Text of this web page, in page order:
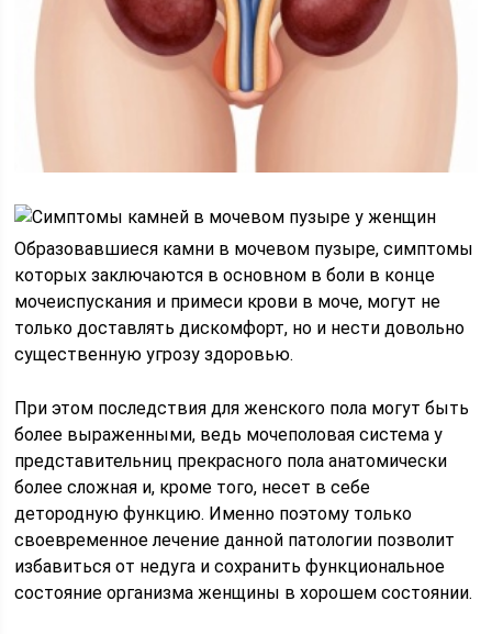
Образовавшиеся камни в мочевом пузыре, симптомы
которых заключаются в основном в боли в конце
мочеиспускания и примеси крови в моче, могут не
только доставлять дискомфорт, но и нести довольно
существенную угрозу здоровью.
При этом последствия для женского пола могут быть
более выраженными, ведь мочеполовая система у
представительниц прекрасного пола анатомически
более сложная и, кроме того, несет в себе
детородную функцию. Именно поэтому только
своевременное лечение данной патологии позволит
избавиться от недуга и сохранить функциональное
состояние организма женщины в хорошем состоянии.